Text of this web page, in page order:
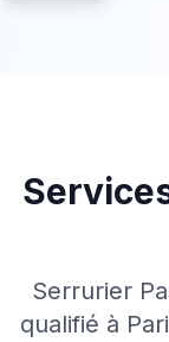
Serrurier
qualifié à